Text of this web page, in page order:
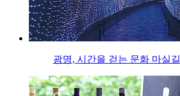
광명, 시간을 걷는 문화 마실길